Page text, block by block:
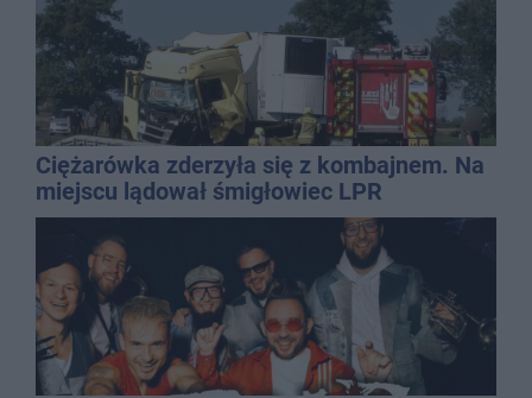
Ciężarówka zderzyła się z kombajnem. Na
miejscu lądował śmigłowiec LPR